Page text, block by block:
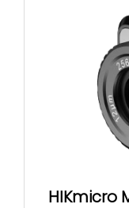
HIKmicro